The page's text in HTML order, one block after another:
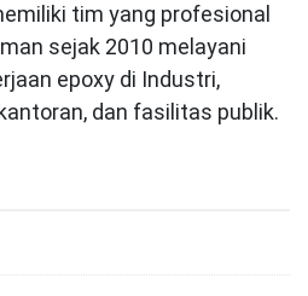
tim yang profesional
sejak 2010 melayani
epoxy di Industri,
dan fasilitas publik.